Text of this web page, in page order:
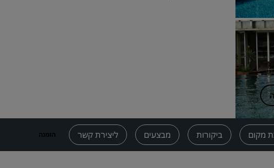
נוסע למטרת עסקים
מלונות במרכז העיר
בקר בבלוג שלנו
מקום ביקורות מבצעים ליצירת קשר הזמנה